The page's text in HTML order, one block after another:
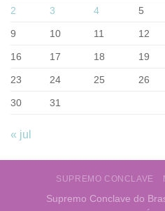
2 3 4 5
9 10 11 12
16 17 18 19
23 24 25 26
30 31
« jul
SUPREMO CONCLAVE
Supremo Conclave do